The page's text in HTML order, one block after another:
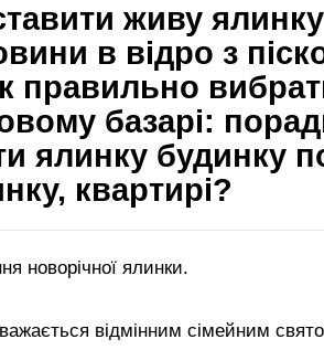
живу
в відро з
правильно
базарі:
ялинку будинку
квартирі?
новорічної ялинки.
відмінним сімейним